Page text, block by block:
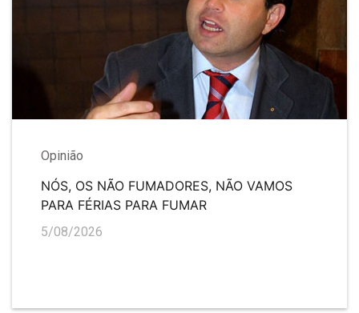
Opinião
NÓS, OS NÃO FUMADORES, NÃO VAMOS
PARA FÉRIAS PARA FUMAR
5/08/2026